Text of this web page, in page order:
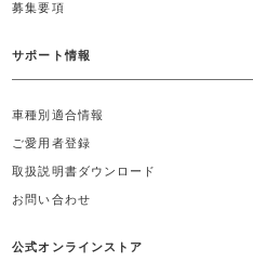
募集要項
サポート情報
車種別適合情報
ご愛用者登録
取扱説明書ダウンロード
お問い合わせ
公式オンラインストア